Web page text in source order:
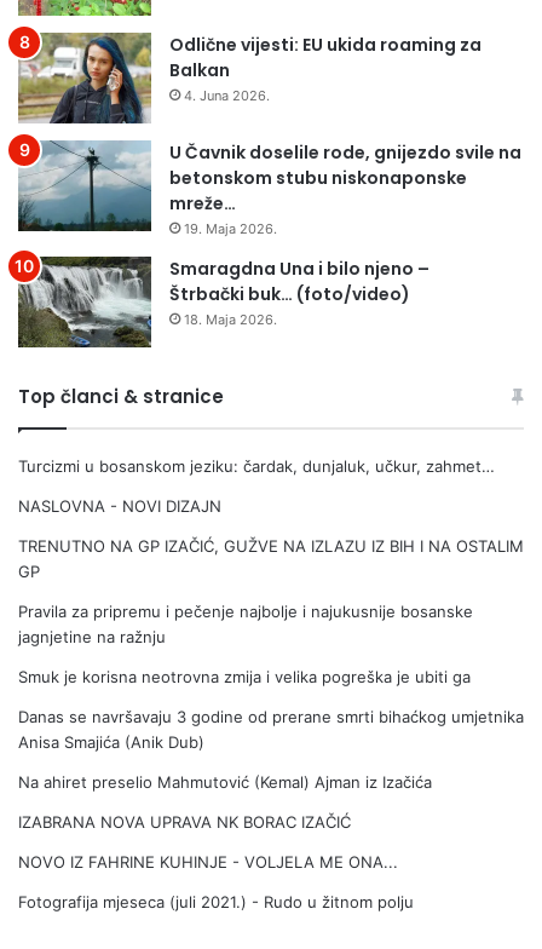
Odlične vijesti: EU ukida roaming za
Balkan
4. Juna 2026.
U Čavnik doselile rode, gnijezdo svile na
betonskom stubu niskonaponske
mreže…
19. Maja 2026.
Smaragdna Una i bilo njeno –
Štrbački buk… (foto/video)
18. Maja 2026.
Top članci & stranice
Turcizmi u bosanskom jeziku: čardak, dunjaluk, učkur, zahmet…
NASLOVNA - NOVI DIZAJN
TRENUTNO NA GP IZAČIĆ, GUŽVE NA IZLAZU IZ BIH I NA OSTALIM
GP
Pravila za pripremu i pečenje najbolje i najukusnije bosanske
jagnjetine na ražnju
Smuk je korisna neotrovna zmija i velika pogreška je ubiti ga
Danas se navršavaju 3 godine od prerane smrti bihaćkog umjetnika
Anisa Smajića (Anik Dub)
Na ahiret preselio Mahmutović (Kemal) Ajman iz Izačića
IZABRANA NOVA UPRAVA NK BORAC IZAČIĆ
NOVO IZ FAHRINE KUHINJE - VOLJELA ME ONA...
Fotografija mjeseca (juli 2021.) - Rudo u žitnom polju